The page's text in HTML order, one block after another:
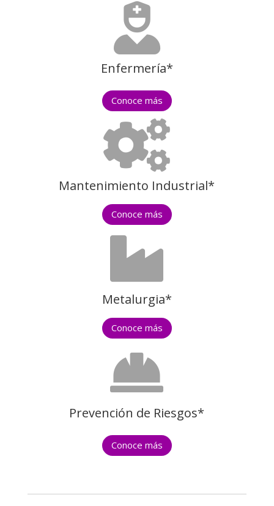

Enfermería*
Conoce más

Mantenimiento Industrial*
Conoce más

Metalurgia*
Conoce más

Prevención de Riesgos*
Conoce más